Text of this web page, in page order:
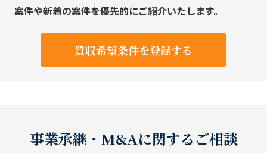
案件や新着の案件を優先的にご紹介いたします。
買収希望条件を登録する
事業承継・M&Aに関するご相談